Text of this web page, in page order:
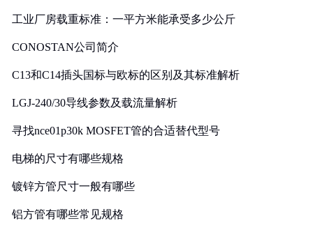
工业厂房载重标准：一平方米能承受多少公斤
CONOSTAN公司简介
C13和C14插头国标与欧标的区别及其标准解析
LGJ-240/30导线参数及载流量解析
寻找nce01p30k MOSFET管的合适替代型号
电梯的尺寸有哪些规格
镀锌方管尺寸一般有哪些
铝方管有哪些常见规格